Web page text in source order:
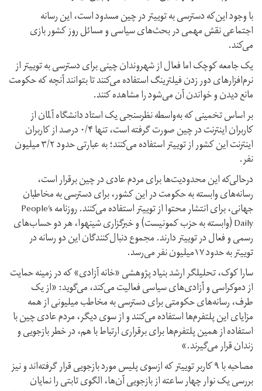
با وجود این‌که دسترسی به توییتر در چین مسدود است، این رسانه
اجتماعی نقش مهمی در بحث‌های سیاسی و مسائل روز کشور بازی
می‌کند.
یک جامعه کوچک اما فعال از شهروندان چینی برای دسترسی به توییتر از
نرم‌افزارهای دور زدن فیلترینگ استفاده می‌کنند تا بتوانند آنچه که حکومت
مانع دیدن و خواندن آن می‌شود را مشاهده کنند.
بر اساس تخمینی که به‌واسطه نظرسنجی یک استاد دانشگاه آلمان از
کاربران اینترنت در چین صورت گرفته است، تنها ۰/۴ درصد از کاربران
اینترنت این کشور از توییتر استفاده می‌کنند؛ به عبارتی حدود ۳/۲ میلیون
نفر.
درحالی‌که این محدودیت‌ها برای مردم عادی در چین برقرار است،
رسانه‌های وابسته به حکومت در این کشور، برای دسترسی به مخاطبان
جهانی، برای انتشار محتوا از توییتر استفاده می‌کنند. روزنامه People’s
Daily (وابسته به حزب کمونیست) و خبرگزاری شینهوا، هر دو حساب‌های
رسمی و فعال در توییتر دارند. مجموع دنبال‌کنندگان این دو رسانه در
توییتر به حدود ۱۷میلیون نفر می‌رسد.
سارا کوک، تحلیلگر ارشد بنیاد پژوهشی «خانه آزادی» که در زمینه حمایت
از دموکراسی و آزادی‌های سیاسی فعالیت می‌کند، می‌گوید: «از یک
طرف، رسانه‌های حکومتی برای دسترسی به مخاطب میلیونی از همه
مزایای این پلتفرم‌ها استفاده می‌کنند و از سوی دیگر، مردم عادی چین با
استفاده از همین پلتفرم‌ها برای برقراری ارتباط با هم، در خطر بازجویی و
زندان قرار می‌گیرند.»
مصاحبه با ۹ کاربر توییتر که ازسوی پلیس مورد بازجویی قرار گرفته‌اند و نیز
بررسی یک نوار چهار ساعته از بازجویی آن‌ها، الگوی ثابتی را نمایان